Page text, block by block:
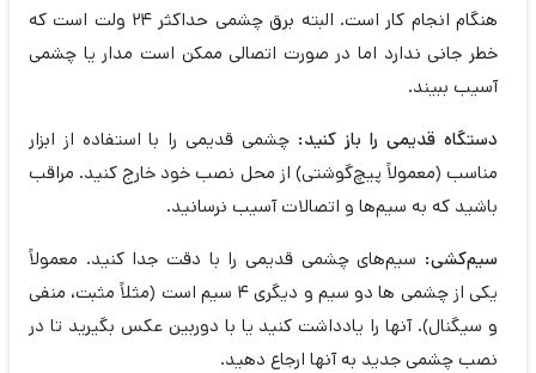
هنگام انجام کار است. البته برق چشمی حداکثر 24 ولت است که
خطر جانی ندارد اما در صورت اتصالی ممکن است مدار یا چشمی
آسیب ببیند.
دستگاه قدیمی را باز کنید:چشمی قدیمی را با استفاده از ابزار
مناسب (معمولاً پیچ‌گوشتی) از محل نصب خود خارج کنید. مراقب
باشید که به سیم‌ها و اتصالات آسیب نرسانید.
سیم‌کشی: سیم‌های چشمی قدیمی را با دقت جدا کنید. معمولاً
یکی از چشمی ها دو سیم و دیگری 4 سیم است (مثلاً مثبت، منفی
و سیگنال). آنها را یادداشت کنید یا با دوربین عکس بگیرید تا در
نصب چشمی جدید به آنها ارجاع دهید.